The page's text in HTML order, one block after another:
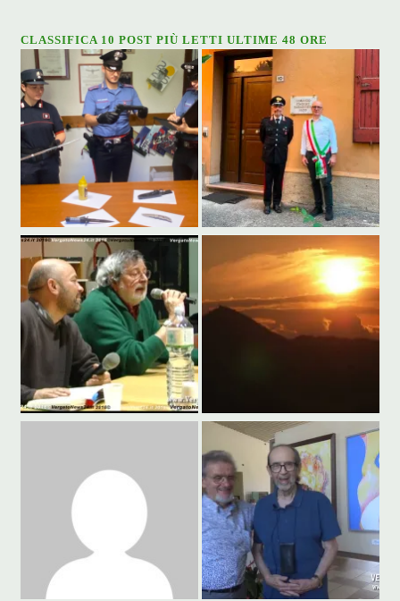
CLASSIFICA 10 POST PIÙ LETTI ULTIME 48 ORE